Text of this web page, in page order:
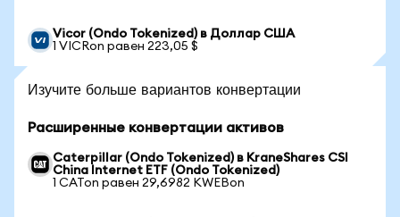
Vicor (Ondo Tokenized) в Доллар США
1 VICRon равен 223,05 $
Изучите больше вариантов конвертации
Расширенные конвертации активов
Caterpillar (Ondo Tokenized) в KraneShares CSI
China Internet ETF (Ondo Tokenized)
1 CATon равен 29,6982 KWEBon